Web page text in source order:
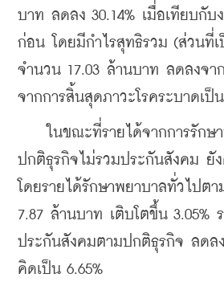
บาท ลดลง 30.14% เมื่อเทียบกับ
ก่อน โดยมีกำไรสุทธิรวม (ส่วนที่
จำนวน 17.03 ล้านบาท ลดลงจา
จากการสิ้นสุดภาวะโรคระบาดเป็
ในขณะที่รายได้จากการรักษา
ปกติธุรกิจไม่รวมประกันสังคม ยัง
โดยรายได้รักษาพยาบาลทั่วไปต
7.87 ล้านบาท เติบโตขึ้น 3.05%
ประกันสังคมตามปกติธุรกิจ ลดล
คิดเป็น 6.65%